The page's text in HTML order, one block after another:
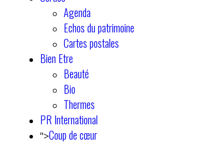
Agenda
Echos du patrimoine
Cartes postales
Bien Etre
Beauté
Bio
Thermes
PR International
">Coup de cœur